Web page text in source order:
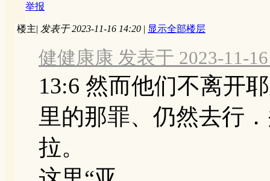
举报
楼主| 发表于 2023-11-16 14:20 | 显示全部楼层
健健康康 发表于 2023-11-
13:6 然而他们不离开
里的那罪、仍然去行
拉。